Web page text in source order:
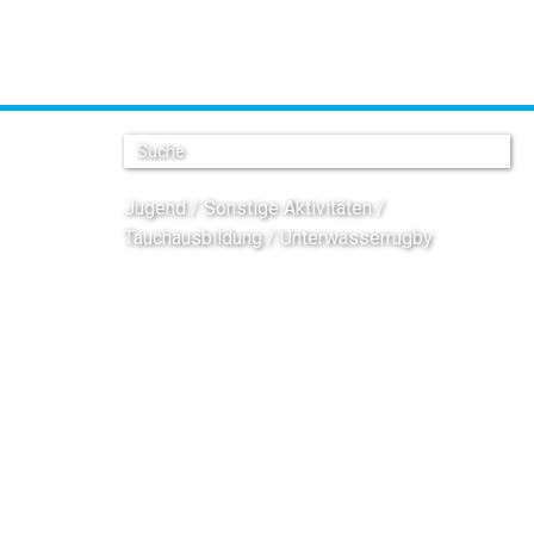
Jugend
Sonstige Aktivitäten
Tauchausbildung
Unterwasserrugby